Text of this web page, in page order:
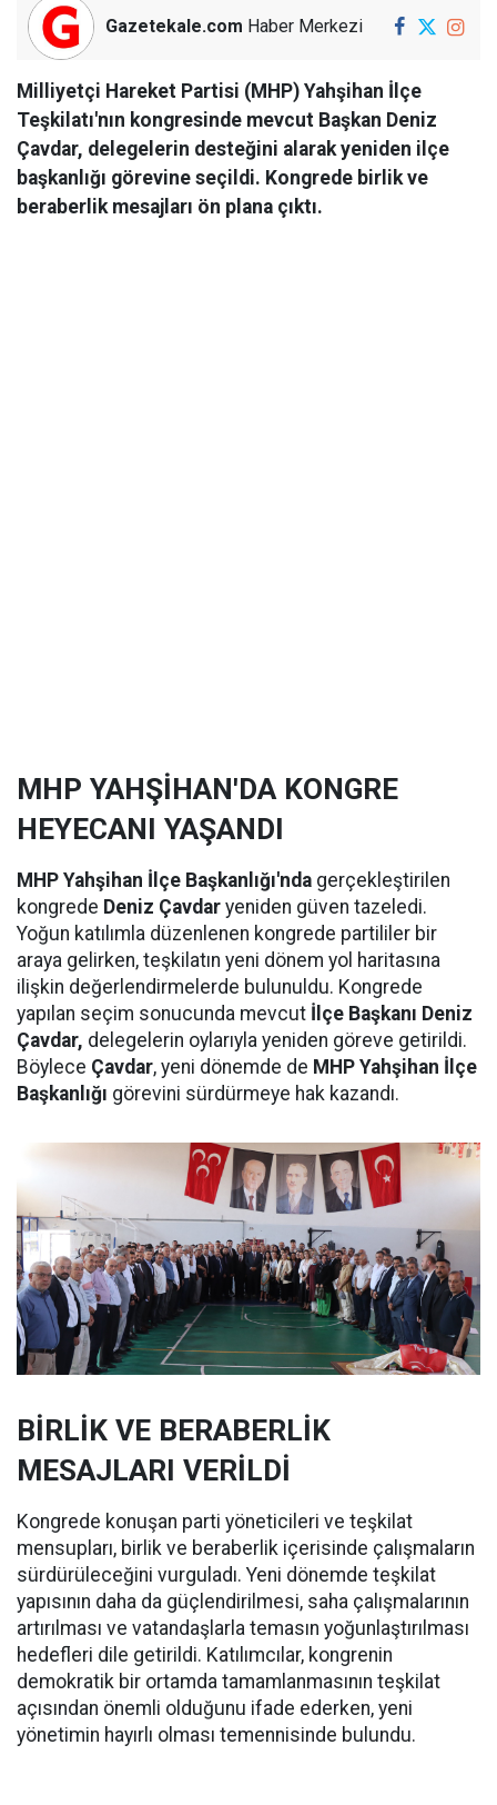
Gazetekale.com Haber Merkezi
Milliyetçi Hareket Partisi (MHP) Yahşihan İlçe
Teşkilatı'nın kongresinde mevcut Başkan Deniz
Çavdar, delegelerin desteğini alarak yeniden ilçe
başkanlığı görevine seçildi. Kongrede birlik ve
beraberlik mesajları ön plana çıktı.
MHP YAHŞİHAN'DA KONGRE
HEYECANI YAŞANDI
MHP Yahşihan İlçe Başkanlığı'nda gerçekleştirilen
kongrede Deniz Çavdar yeniden güven tazeledi.
Yoğun katılımla düzenlenen kongrede partililer bir
araya gelirken, teşkilatın yeni dönem yol haritasına
ilişkin değerlendirmelerde bulunuldu. Kongrede
yapılan seçim sonucunda mevcut İlçe Başkanı Deniz
Çavdar, delegelerin oylarıyla yeniden göreve getirildi.
Böylece Çavdar, yeni dönemde de MHP Yahşihan İlçe
Başkanlığı görevini sürdürmeye hak kazandı.
BİRLİK VE BERABERLİK
MESAJLARI VERİLDİ
Kongrede konuşan parti yöneticileri ve teşkilat
mensupları, birlik ve beraberlik içerisinde çalışmaların
sürdürüleceğini vurguladı. Yeni dönemde teşkilat
yapısının daha da güçlendirilmesi, saha çalışmalarının
artırılması ve vatandaşlarla temasın yoğunlaştırılması
hedefleri dile getirildi. Katılımcılar, kongrenin
demokratik bir ortamda tamamlanmasının teşkilat
açısından önemli olduğunu ifade ederken, yeni
yönetimin hayırlı olması temennisinde bulundu.